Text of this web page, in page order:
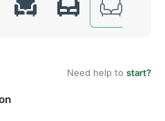
Need help to start?